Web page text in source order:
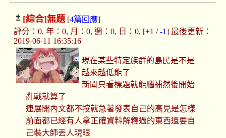
[綜合]無題[4篇回應]
評分：0, 年：0, 月：0, 週：0, 日：0, [+1 /-1] 最後更新：
2019-06-11 16:35:16
現在某些特定族群的島民是不是
越來越低能了
新聞只看標題就能腦補然後開始
亂戰就算了
連展開內文都不按就急著發表自己的高見是怎樣
前面都已經有人拿正確資料解釋過的東西還要自
己裝大師丟人現眼